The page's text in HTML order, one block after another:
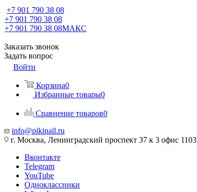
+7 901 790 38 08
+7 901 790 38 08
+7 901 790 38 08МАКС
Заказать звонок
Задать вопрос
Войти
Корзина0
Избранные товары0
Сравнение товаров0
info@pikinail.ru
г. Москва, Ленинградский проспект 37 к 3 офис 1103
Вконтакте
Telegram
YouTube
Одноклассники